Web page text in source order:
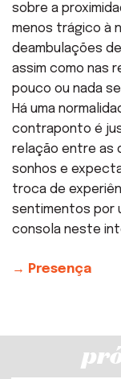
sobre a
menos trágico à
deambulações
assim como nas
pouco ou nada
Há uma
contraponto é
relação entre as
sonhos e
troca de
sentimentos por
consola neste
→ Presença